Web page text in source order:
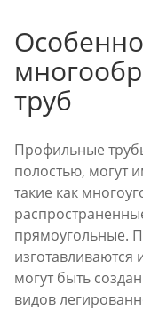
труб
Профильные
полостью, могут
такие как
прямоугольные.
изготавливаются
могут быть
видов